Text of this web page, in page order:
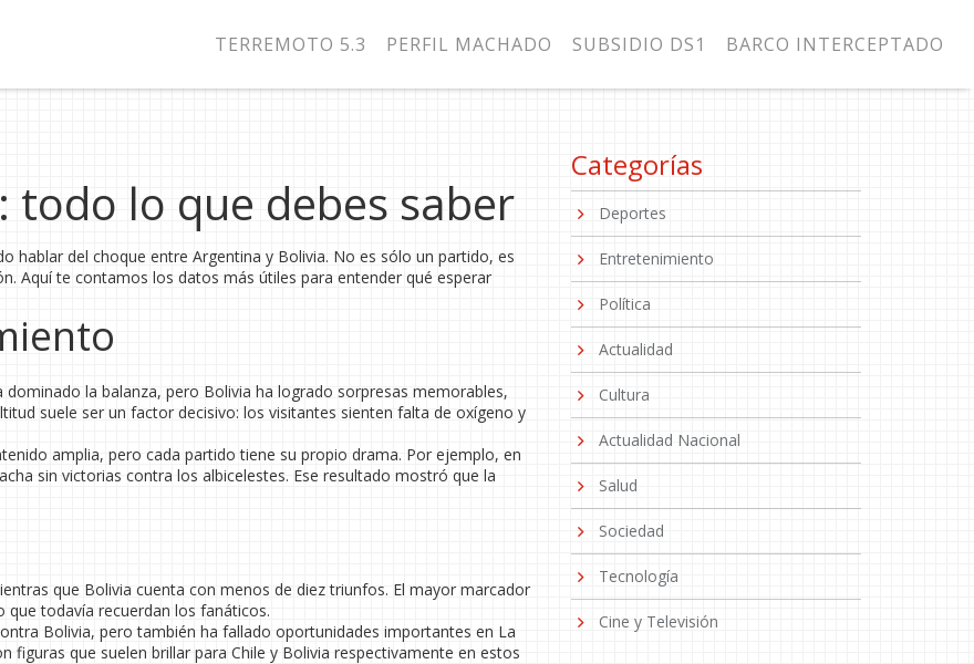
TERREMOTO 5.3 PERFIL MACHADO SUBSIDIO DS1 BARCO INTERCEPTADO
todo lo que debes saber
hablar del choque entre Argentina y Bolivia. No es sólo un partido, es
Aquí te contamos los datos más útiles para entender qué esperar
la balanza, pero Bolivia ha logrado sorpresas memorables,
suele ser un factor decisivo: los visitantes sienten falta de oxígeno y
amplia, pero cada partido tiene su propio drama. Por ejemplo, en
sin victorias contra los albicelestes. Ese resultado mostró que la
que Bolivia cuenta con menos de diez triunfos. El mayor marcador
que todavía recuerdan los fanáticos.
Bolivia, pero también ha fallado oportunidades importantes en La
figuras que suelen brillar para Chile y Bolivia respectivamente en estos
Categorías
Deportes
Entretenimiento
Política
Actualidad
Cultura
Actualidad Nacional
Salud
Sociedad
Tecnología
Cine y Televisión